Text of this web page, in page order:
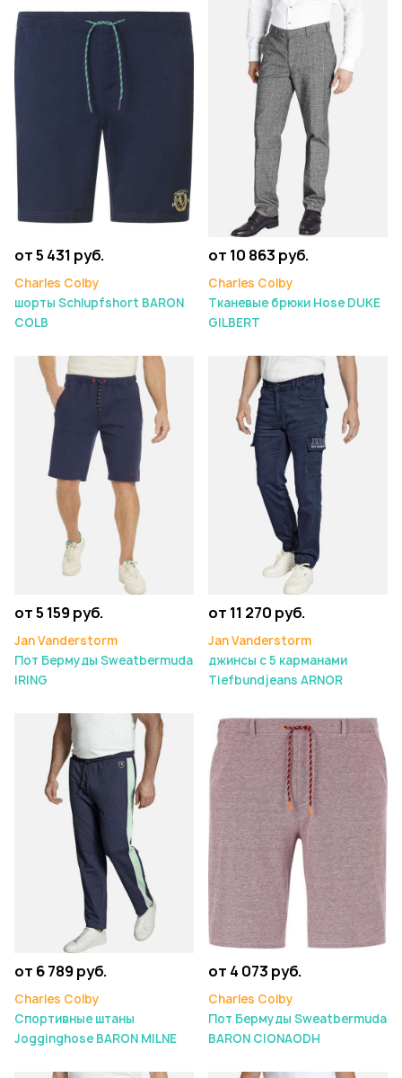
от 5 431 руб.
Charles Colby
шорты Schlupfshort BARON
COLB
от 10 863 руб.
Charles Colby
Тканевые брюки Hose DUKE
GILBERT
от 5 159 руб.
Jan Vanderstorm
Пот Бермуды Sweatbermuda
IRING
от 11 270 руб.
Jan Vanderstorm
джинсы с 5 карманами
Tiefbundjeans ARNOR
от 6 789 руб.
Charles Colby
Спортивные штаны
Jogginghose BARON MILNE
от 4 073 руб.
Charles Colby
Пот Бермуды Sweatbermuda
BARON CIONAODH